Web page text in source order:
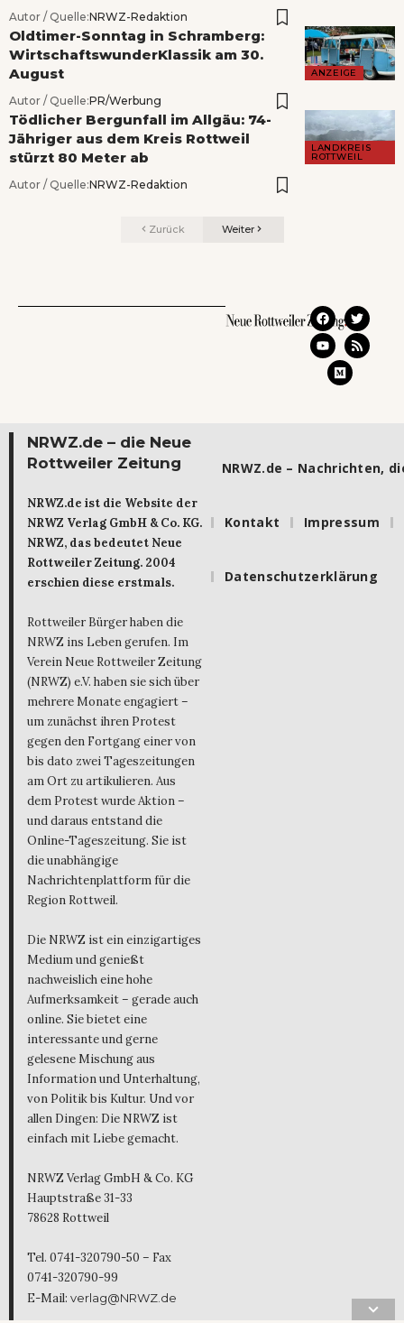
Autor / Quelle:NRWZ-Redaktion
ANZEIGE
Oldtimer-Sonntag in Schramberg:
WirtschaftswunderKlassik am 30.
August
Autor / Quelle:PR/Werbung
LANDKREIS
ROTTWEIL
Tödlicher Bergunfall im Allgäu: 74-
Jähriger aus dem Kreis Rottweil
stürzt 80 Meter ab
Autor / Quelle:NRWZ-Redaktion
Zurück Weiter
NRWZ.de – die Neue
Rottweiler Zeitung
NRWZ.de ist die Website der
NRWZ Verlag GmbH & Co. KG.
NRWZ, das bedeutet Neue
Rottweiler Zeitung. 2004
erschien diese erstmals.
Rottweiler Bürger haben die
NRWZ ins Leben gerufen. Im
Verein Neue Rottweiler Zeitung
(NRWZ) e.V. haben sie sich über
mehrere Monate engagiert –
um zunächst ihren Protest
gegen den Fortgang einer von
bis dato zwei Tageszeitungen
am Ort zu artikulieren. Aus
dem Protest wurde Aktion –
und daraus entstand die
Online-Tageszeitung. Sie ist
die unabhängige
Nachrichtenplattform für die
Region Rottweil.
Die NRWZ ist ein einzigartiges
Medium und genießt
nachweislich eine hohe
Aufmerksamkeit – gerade auch
online. Sie bietet eine
interessante und gerne
gelesene Mischung aus
Information und Unterhaltung,
von Politik bis Kultur. Und vor
allen Dingen: Die NRWZ ist
einfach mit Liebe gemacht.
NRWZ Verlag GmbH & Co. KG
Hauptstraße 31-33
78628 Rottweil
Tel. 0741-320790-50 – Fax
0741-320790-99
E-Mail: verlag@NRWZ.de
NRWZ.de – Nachrichten,
Kontakt Impressum
Datenschutzerklärung